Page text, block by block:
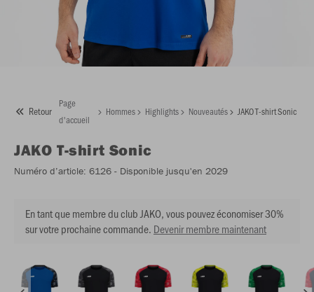
Retour
Page
d'accueil
Hommes Highlights Nouveautés JAKO T-shirt Sonic
JAKO T-shirt Sonic
Numéro d’article: 6126 - Disponible jusqu'en 2029
En tant que membre du club JAKO, vous pouvez économiser 30%
sur votre prochaine commande. Devenir membre maintenant